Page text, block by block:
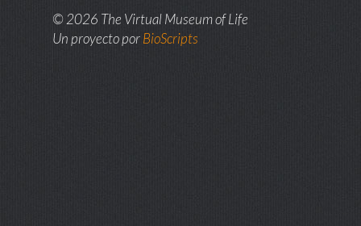
© 2026 The Virtual Museum of Life
Un proyecto porBioScripts